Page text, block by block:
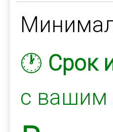
🕐 Срок
с вашим